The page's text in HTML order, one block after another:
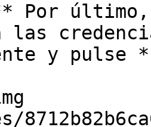
Por último,
las
y